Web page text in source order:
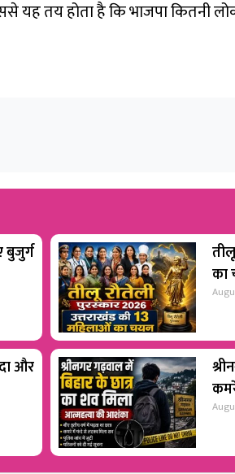
यह तय होता है कि भाजपा कितनी
का
और